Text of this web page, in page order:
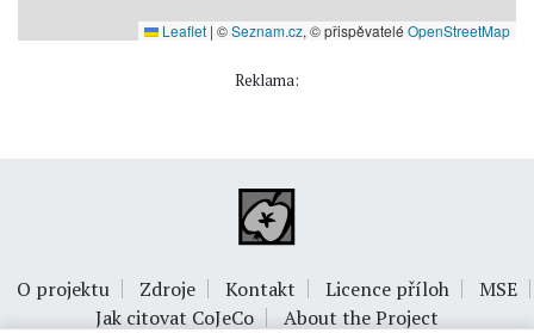
Leaflet | ©Seznam.cz, © přispěvatelé OpenStreetMap
Reklama:
O projektu Zdroje Kontakt Licence příloh
MSE
Jak citovat CoJeCo
About the Project